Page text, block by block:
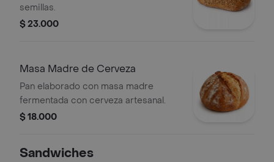
semillas.
$ 23.000
Masa Madre de Cerveza
Pan elaborado con masa madre
fermentada con cerveza artesanal.
$ 18.000
Sandwiches